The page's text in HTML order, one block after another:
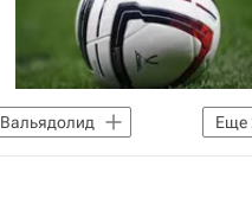
Еще
Вальядолид